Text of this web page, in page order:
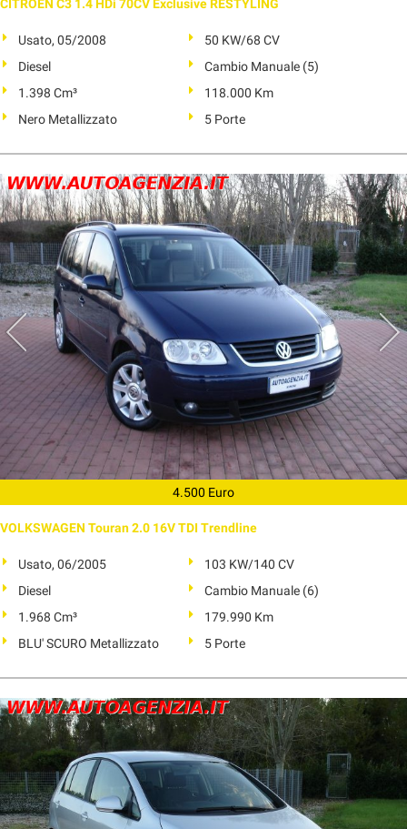
CITROEN C3 1.4 HDi 70CV Exclusive RESTYLING
Usato, 05/2008
50 KW/68 CV
Diesel
Cambio Manuale (5)
1.398 Cm³
118.000 Km
Nero Metallizzato
5 Porte
4.500 Euro
VOLKSWAGEN Touran 2.0 16V TDI Trendline
Usato, 06/2005
103 KW/140 CV
Diesel
Cambio Manuale (6)
1.968 Cm³
179.990 Km
BLU' SCURO Metallizzato
5 Porte